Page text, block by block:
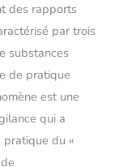
des rapports
par trois
substances
de pratique
est une
qui a
pratique du «